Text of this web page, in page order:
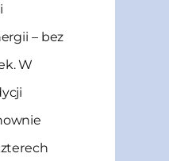
– bez
W